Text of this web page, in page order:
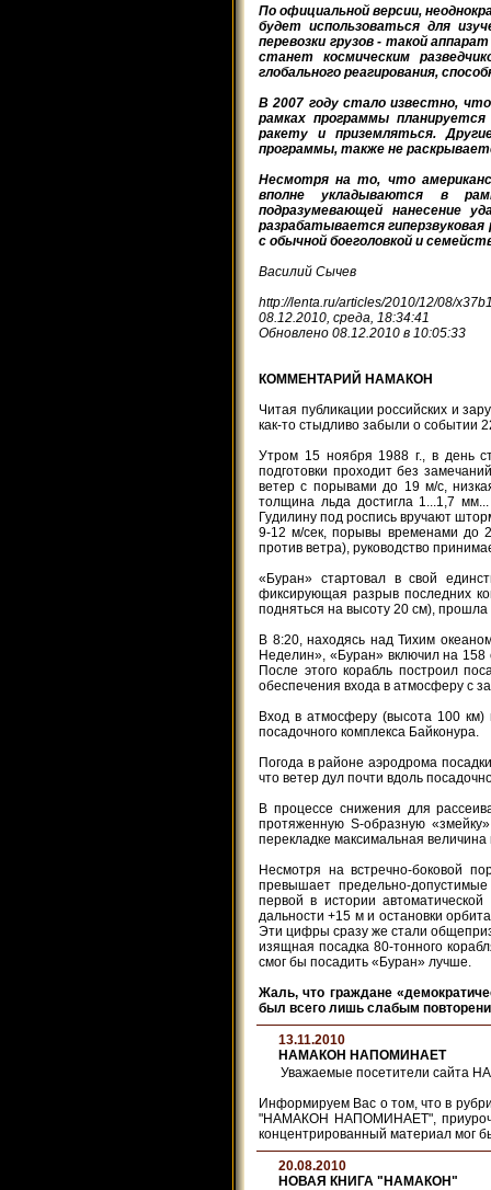
По официальной версии,
будет использоваться для
перевозки грузов - такой
станет космическим
глобального реагирования,
В 2007 году стало известно,
рамках программы
ракету и приземляться.
программы, также не
Несмотря на то, что
вполне укладываются в
подразумевающей нанесение
разрабатывается гиперзвуковая
с обычной боеголовкой и
Василий Сычев
http://lenta.ru/articles/2010/12/08/
08.12.2010, среда, 18:34:41
Обновлено 08.12.2010 в 10:05:33
КОММЕНТАРИЙ НАМАКОН
Читая публикации российских и
как-то стыдливо забыли о событии
Утром 15 ноября 1988 г., в день
подготовки проходит без
ветер с порывами до 19 м/с,
толщина льда достигла 1...1,7
Гудилину под роспись вручают
9-12 м/сек, порывы временами до
против ветра), руководство
«Буран» стартовал в свой
фиксирующая разрыв последних
подняться на высоту 20 см),
В 8:20, находясь над Тихим
Неделин», «Буран» включил на 158
После этого корабль построил
обеспечения входа в атмосферу с
Вход в атмосферу (высота 100
посадочного комплекса Байконура.
Погода в районе аэродрома
что ветер дул почти вдоль
В процессе снижения для
протяженную S-образную
перекладке максимальная величина
Несмотря на встречно-боковой
превышает предельно-
первой в истории
дальности +15 м и остановки
Эти цифры сразу же стали
изящная посадка 80-тонного
смог бы посадить «Буран» лучше.
Жаль, что граждане
был всего лишь слабым
13.11.2010
НАМАКОН НАПОМИНАЕТ
Уважаемые посетители сайта
Информируем Вас о том, что в
"НАМАКОН НАПОМИНАЕТ",
концентрированный материал мог
20.08.2010
НОВАЯ КНИГА "НАМАКОН"